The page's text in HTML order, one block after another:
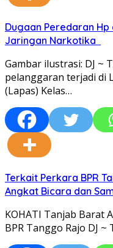
Dugaan Peredaran
Jaringan Narkotika
Gambar ilustrasi: DJ ~
pelanggaran terjadi di
(Lapas) Kelas…
Terkait Perkara BPR
Angkat Bicara dan
KOHATI Tanjab Barat
BPR Tanggo Rajo DJ ~